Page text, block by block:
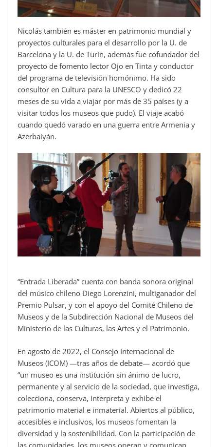
Nicolás también es máster en patrimonio mundial y
proyectos culturales para el desarrollo por la U. de
Barcelona y la U. de Turín, además fue cofundador del
proyecto de fomento lector Ojo en Tinta y conductor
del programa de televisión homónimo. Ha sido
consultor en Cultura para la UNESCO y dedicó 22
meses de su vida a viajar por más de 35 países (y a
visitar todos los museos que pudo). El viaje acabó
cuando quedó varado en una guerra entre Armenia y
Azerbaiyán.
“Entrada Liberada” cuenta con banda sonora original
del músico chileno Diego Lorenzini, multiganador del
Premio Pulsar, y con el apoyo del Comité Chileno de
Museos y de la Subdirección Nacional de Museos del
Ministerio de las Culturas, las Artes y el Patrimonio.
En agosto de 2022, el Consejo Internacional de
Museos (ICOM) —tras años de debate— acordó que
“un museo es una institución sin ánimo de lucro,
permanente y al servicio de la sociedad, que investiga,
colecciona, conserva, interpreta y exhibe el
patrimonio material e inmaterial. Abiertos al público,
accesibles e inclusivos, los museos fomentan la
diversidad y la sostenibilidad. Con la participación de
las comunidades, los museos operan y comunican